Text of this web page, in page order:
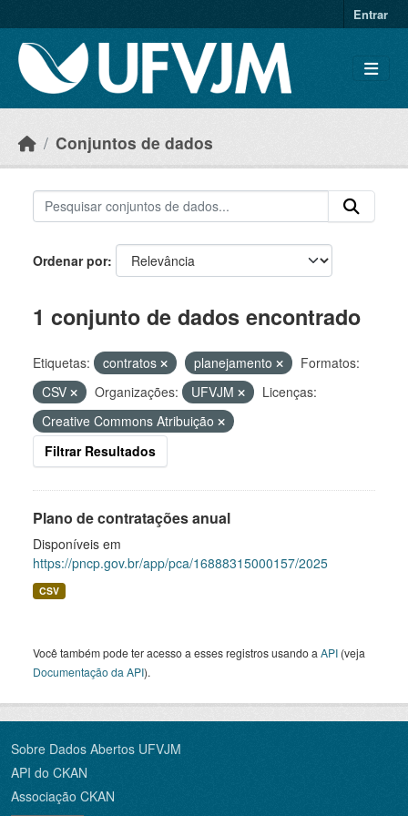
Entrar
Conjuntos de dados
Ordenar por
1 conjunto de dados encontrado
Etiquetas: contratos planejamento
Formatos:
CSV
Organizações: UFVJM
Licenças:
Creative Commons Atribuição
Filtrar Resultados
Plano de contratações anual
Disponíveis em
https://pncp.gov.br/app/pca/16888315000157/2025
CSV
Você também pode ter acesso a esses registros usando a API (veja
Documentação da API).
Sobre Dados Abertos UFVJM
API do CKAN
Associação CKAN